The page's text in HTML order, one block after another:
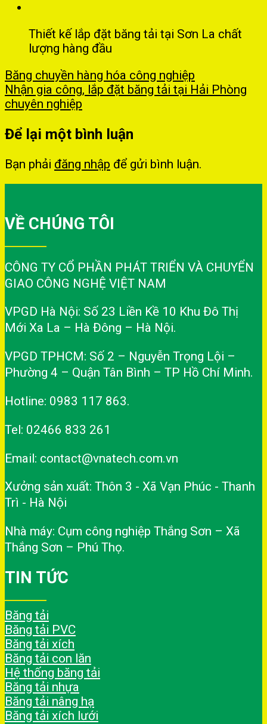
Thiết kế lắp đặt băng tải tại Sơn La chất
lượng hàng đầu
Băng chuyền hàng hóa công nghiệp
Nhận gia công, lắp đặt băng tải tại Hải Phòng
chuyên nghiệp
Để lại một bình luận
Bạn phải đăng nhập để gửi bình luận.
VỀ CHÚNG TÔI
CÔNG TY CỔ PHẦN PHÁT TRIỂN VÀ CHUYỂN
GIAO CÔNG NGHỆ VIỆT NAM
VPGD Hà Nội: Số 23 Liền Kề 10 Khu Đô Thị
Mới Xa La – Hà Đông – Hà Nội.
VPGD TPHCM: Số 2 – Nguyễn Trọng Lội –
Phường 4 – Quận Tân Bình – TP Hồ Chí Minh.
Hotline: 0983 117 863.
Tel: 02466 833 261
Email: contact@vnatech.com.vn
Xưởng sản xuất: Thôn 3 - Xã Vạn Phúc - Thanh
Trì - Hà Nội
Nhà máy: Cụm công nghiệp Thắng Sơn – Xã
Thắng Sơn – Phú Thọ.
TIN TỨC
Băng tải
Băng tải PVC
Băng tải xích
Băng tải con lăn
Hệ thống băng tải
Băng tải nhựa
Băng tải nâng hạ
Băng tải xích lưới